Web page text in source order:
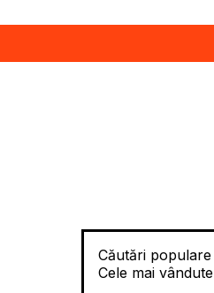
Căutări populare
Cele mai vândute